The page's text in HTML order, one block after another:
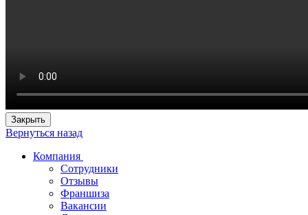
Закрыть
Вернуться назад
Компания
Сотрудники
Отзывы
Франшиза
Вакансии